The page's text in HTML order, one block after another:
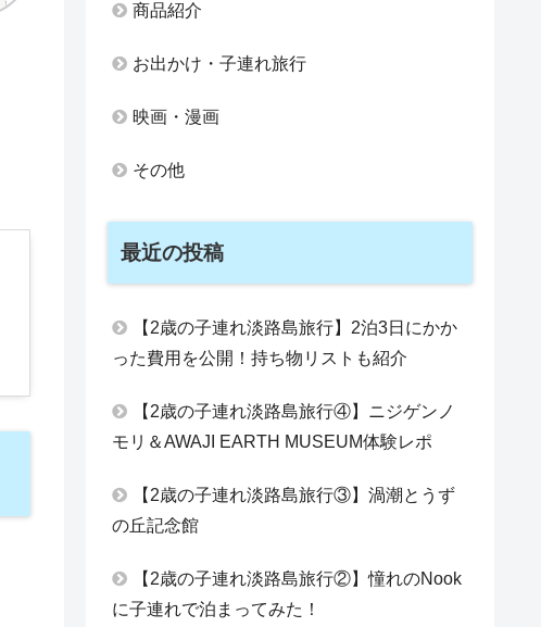
商品紹介
お出かけ・子連れ旅行
映画・漫画
その他
最近の投稿
【2歳の子連れ淡路島旅行】2泊3日にかか
った費用を公開！持ち物リストも紹介
【2歳の子連れ淡路島旅行④】ニジゲンノ
モリ＆AWAJI EARTH MUSEUM体験レポ
【2歳の子連れ淡路島旅行③】渦潮とうず
の丘記念館
【2歳の子連れ淡路島旅行②】憧れのNook
に子連れで泊まってみた！